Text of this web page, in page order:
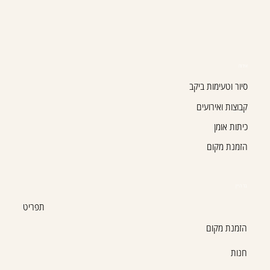
סיור וטעימות ביקב
קבוצות ואירועים
כיתות אומן
הזמנת מקום
תפריט
הזמנת מקום
חנות